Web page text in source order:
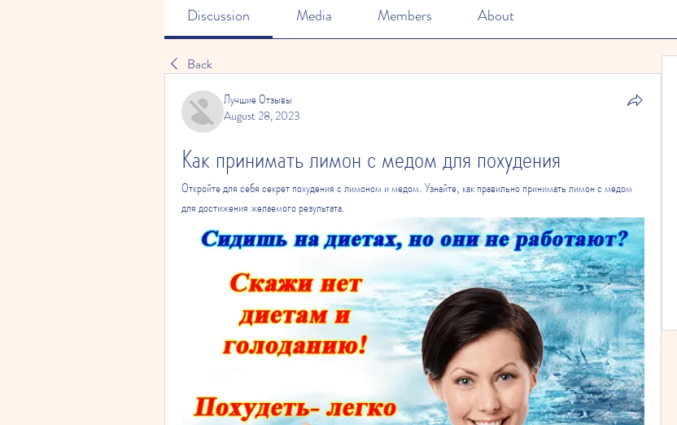
Discussion Media Members About
Back
Лучшие Отзывы
August 28, 2023
Как принимать лимон с медом для похудения
Откройте для себя секрет похудения с лимоном и медом. Узнайте, как правильно принимать лимон с медом
для достижения желаемого результата.